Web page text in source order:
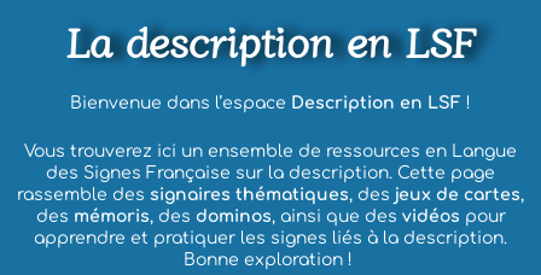
La description en LSF
Bienvenue dans l’espace Description en LSF !
Vous trouverez ici un ensemble de ressources en Langue
des Signes Française sur la description. Cette page
rassemble des signaires thématiques, des jeux de cartes,
des mémoris, des dominos, ainsi que des vidéos pour
apprendre et pratiquer les signes liés à la description.
Bonne exploration !